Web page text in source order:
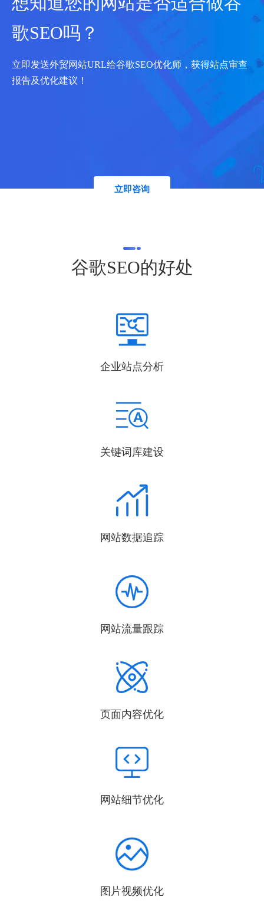
歌SEO吗？
立即发送外贸网站URL给谷歌SEO优化师，获得站点审查
报告及优化建议！
立即咨询
谷歌SEO的好处
企业站点分析
关键词库建设
网站数据追踪
网站流量跟踪
页面内容优化
网站细节优化
图片视频优化